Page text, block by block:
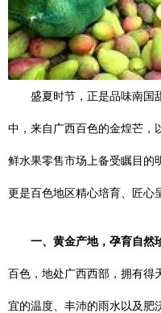
盛夏时节，正是品味南国
中，来自广西百色的金煌芒，
鲜水果零售市场上备受瞩目的
更是百色地区精心培育、匠心
一、黄金产地，孕育自然
百色，地处广西西部，拥有
宜的温度、丰沛的雨水以及肥